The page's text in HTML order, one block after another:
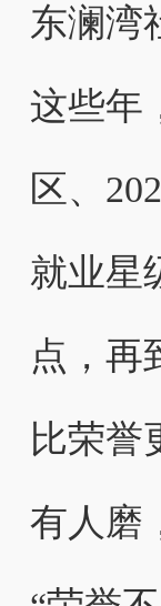
东澜湾
这些年
区、
就业星
点，再
比荣
有人磨